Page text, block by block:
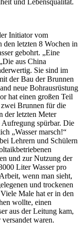
und Lebensqualität.
Initiator vom
den letzten 8 Wochen in
gebohrt. „Eine
aus China
Sie sind im
der Bau der Brunnen
neue Bohrausrüstung
hat einen großen Teil
zwei Brunnen für die
der letzten Meter
spürbar. Die
„Wasser marsch!“
Lehrern und Schülern
und zur Nutzung der
Liter Wasser pro
wenn man sieht,
und trockenen
Male hat er in den
wollte, einen
aus der Leitung kam,
waren.